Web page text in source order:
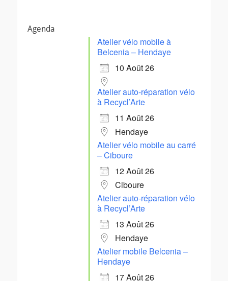
Agenda
Atelier vélo mobile à
Belcenia – Hendaye
10 Août 26
Atelier auto-réparation vélo
à Recycl’Arte
11 Août 26
Hendaye
Atelier vélo mobile au carré
– Ciboure
12 Août 26
Ciboure
Atelier auto-réparation vélo
à Recycl’Arte
13 Août 26
Hendaye
Atelier mobile Belcenia –
Hendaye
17 Août 26